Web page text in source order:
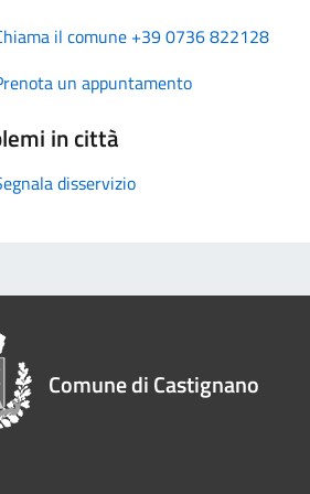
il comune +39 0736 822128
un appuntamento
in città
disservizio
Comune di Castignano